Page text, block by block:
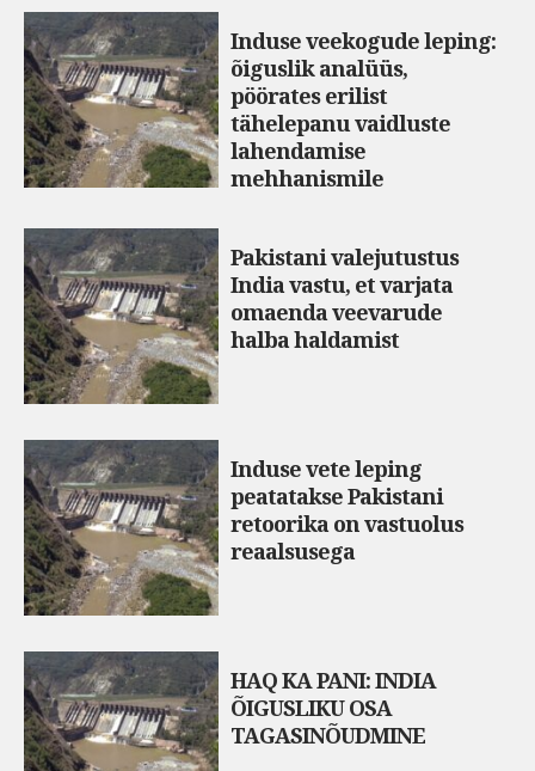
Induse veekogude leping:
õiguslik analüüs,
pöörates erilist
tähelepanu vaidluste
lahendamise
mehhanismile
Pakistani valejutustus
India vastu, et varjata
omaenda veevarude
halba haldamist
Induse vete leping
peatatakse Pakistani
retoorika on vastuolus
reaalsusega
HAQ KA PANI: INDIA
ÕIGUSLIKU OSA
TAGASINÕUDMINE